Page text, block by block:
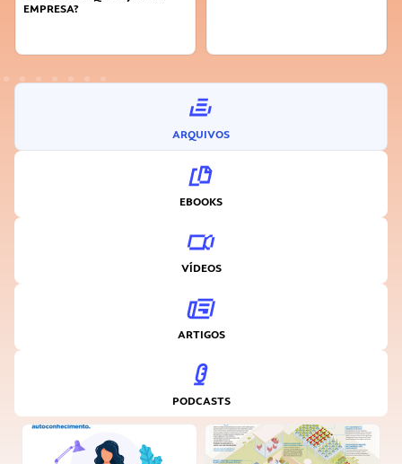
EMPRESA?
ARQUIVOS
EBOOKS
VÍDEOS
ARTIGOS
PODCASTS